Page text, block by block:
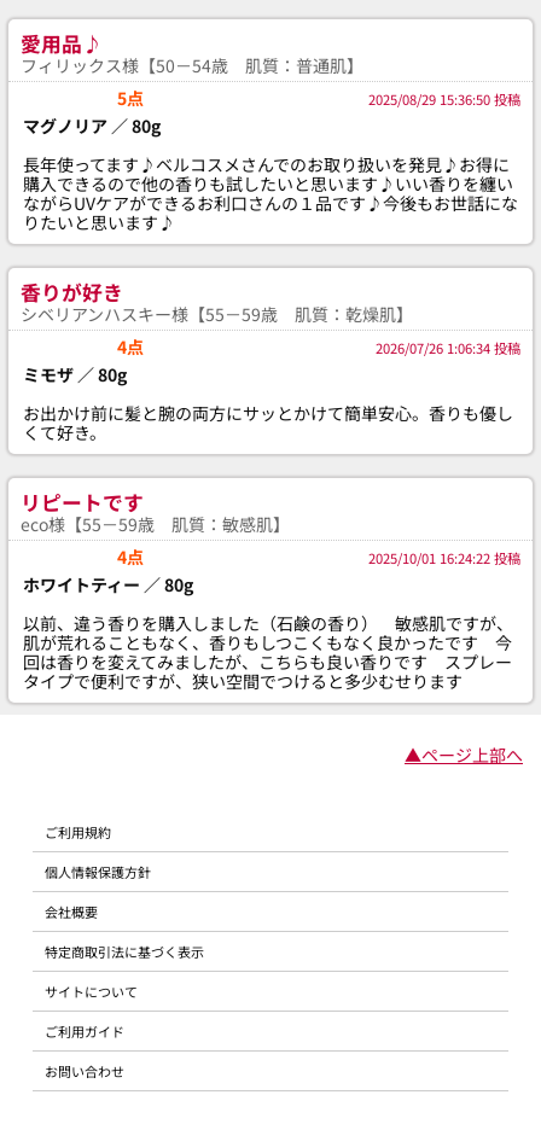
愛用品♪
フィリックス様【50－54歳 肌質：普通肌】
5点
2025/08/29 15:36:50 投稿
マグノリア ／ 80g
長年使ってます♪ベルコスメさんでのお取り扱いを発見♪お得に
購入できるので他の香りも試したいと思います♪いい香りを纏い
ながらUVケアができるお利口さんの１品です♪今後もお世話にな
りたいと思います♪
香りが好き
シベリアンハスキー様【55－59歳 肌質：乾燥肌】
4点
2026/07/26 1:06:34 投稿
ミモザ ／ 80g
お出かけ前に髪と腕の両方にサッとかけて簡単安心。香りも優し
くて好き。
リピートです
eco様【55－59歳 肌質：敏感肌】
4点
2025/10/01 16:24:22 投稿
ホワイトティー ／ 80g
以前、違う香りを購入しました（石鹸の香り） 敏感肌ですが、
肌が荒れることもなく、香りもしつこくもなく良かったです 今
回は香りを変えてみましたが、こちらも良い香りです スプレー
タイプで便利ですが、狭い空間でつけると多少むせります
▲ページ上部へ
ご利用規約
個人情報保護方針
会社概要
特定商取引法に基づく表示
サイトについて
ご利用ガイド
お問い合わせ